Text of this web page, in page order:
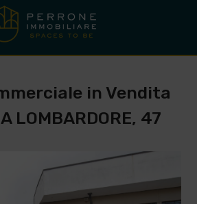
in Vendita
LOMBARDORE, 47